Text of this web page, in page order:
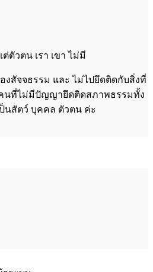
ตัวตน เรา เขา ไม่มี
สัจจธรรม และ ไม่ไปยึดติดกับสิ่งที่
นที่ไม่มีปัญญายึดติดสภาพธรรมทั้ง
นสัตว์ บุคคล ตัวตน ค่ะ